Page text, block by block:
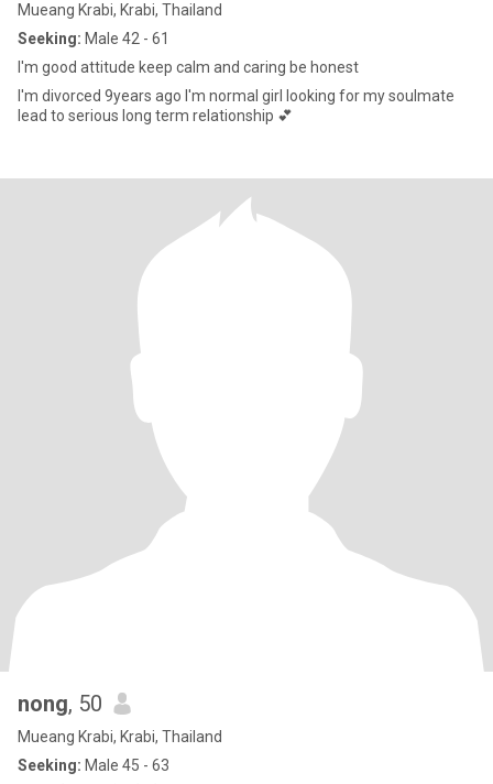
Mueang Krabi, Krabi, Thailand
Seeking: Male 42 - 61
I'm good attitude keep calm and caring be honest
I'm divorced 9years ago I'm normal girl looking for my soulmate
lead to serious long term relationship 💕
nong, 50
Mueang Krabi, Krabi, Thailand
Seeking: Male 45 - 63